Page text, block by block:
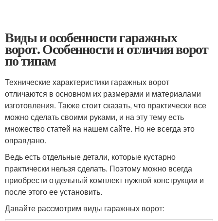
Виды и особенности гаражных
ворот. Особенности и отличия ворот
по типам
Технические характеристики гаражных ворот
отличаются в основном их размерами и материалами
изготовления. Также стоит сказать, что практически все
можно сделать своими руками, и на эту тему есть
множество статей на нашем сайте. Но не всегда это
оправдано.
Ведь есть отдельные детали, которые кустарно
практически нельзя сделать. Поэтому можно всегда
приобрести отдельный комплект нужной конструкции и
после этого ее установить.
Давайте рассмотрим виды гаражных ворот: